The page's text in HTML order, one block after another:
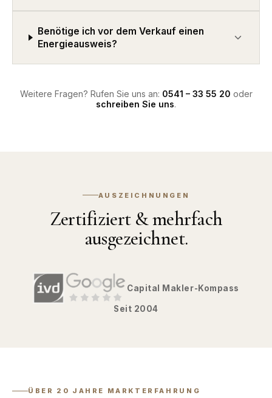
Benötige ich vor dem Verkauf einen
Energieausweis?
Weitere Fragen? Rufen Sie uns an: 0541 – 33 55 20 oder
schreiben Sie uns.
AUSZEICHNUNGEN
Zertifiziert & mehrfach
ausgezeichnet.
Capital Makler-Kompass
Seit 2004
ÜBER 20 JAHRE MARKTERFAHRUNG